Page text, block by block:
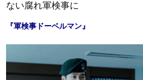
ない腐れ軍検事に
『軍検事ドーベルマン』